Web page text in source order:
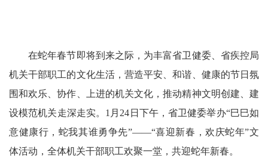
在蛇年春节即将到来之际，为丰富省卫健委、省疾控局
机关干部职工的文化生活，营造平安、和谐、健康的节日氛
围和欢乐、协作、上进的机关文化，推动精神文明创建、建
设模范机关走深走实。1月24日下午，省卫健委举办“巳巳如
意健康行，蛇我其谁勇争先”——“喜迎新春，欢庆蛇年”文
体活动，全体机关干部职工欢聚一堂，共迎蛇年新春。